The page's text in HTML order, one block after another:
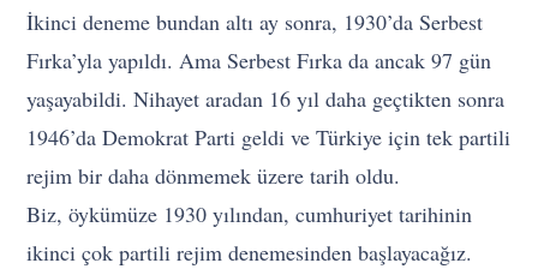
İkinci deneme bundan altı ay sonra, 1930’da Serbest
Fırka’yla yapıldı. Ama Serbest Fırka da ancak 97 gün
yaşayabildi. Nihayet aradan 16 yıl daha geçtikten sonra
1946’da Demokrat Parti geldi ve Türkiye için tek partili
rejim bir daha dönmemek üzere tarih oldu.
Biz, öykümüze 1930 yılından, cumhuriyet tarihinin
ikinci çok partili rejim denemesinden başlayacağız.